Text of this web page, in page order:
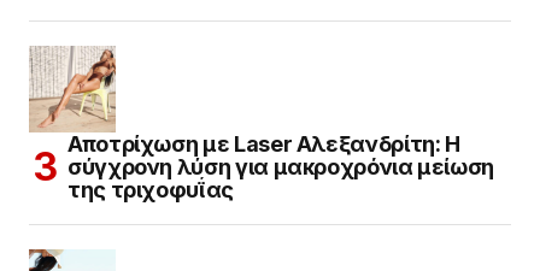
Αποτρίχωση με Laser Αλεξανδρίτη: Η
σύγχρονη λύση για μακροχρόνια μείωση
της τριχοφυΐας